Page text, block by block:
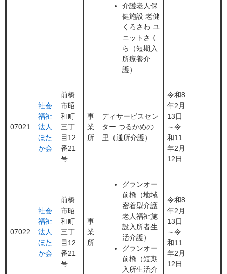
介護老人保
健施設 老健
くろさわ ユ
ニットさく
ら（短期入
所療養介
護）
07021
社会
福祉
法人
ほた
か会
前橋
市昭
和町
三丁
目12
番21
号
事
業
所
ディサービスセン
ター つるかめの
里（通所介護）
令和8
年2月
13日
～令
和11
年2月
12日
07022
社会
福祉
法人
ほた
か会
前橋
市昭
和町
三丁
目12
番21
号
事
業
所
グランオー
前橋（地域
密着型介護
老人福祉施
設入所者生
活介護）
グランオー
前橋（短期
入所生活介
令和8
年2月
13日
～令
和11
年2月
12日